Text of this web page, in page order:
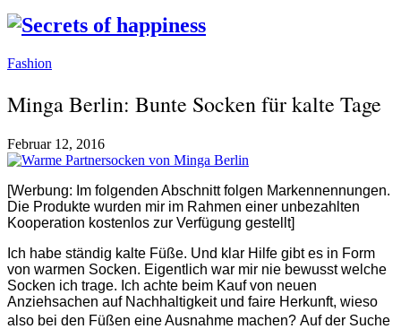
Fashion
Minga Berlin: Bunte Socken für kalte Tage
Februar 12, 2016
[Werbung: Im folgenden Abschnitt folgen Markennennungen.
Die Produkte wurden mir im Rahmen einer unbezahlten
Kooperation kostenlos zur Verfügung gestellt]
Ich habe ständig kalte Füße. Und klar Hilfe gibt es in Form
von warmen Socken. Eigentlich war mir nie bewusst welche
Socken ich trage. Ich achte beim Kauf von neuen
Anziehsachen auf Nachhaltigkeit und faire Herkunft, wieso
also bei den Füßen eine Ausnahme machen? Auf der Suche